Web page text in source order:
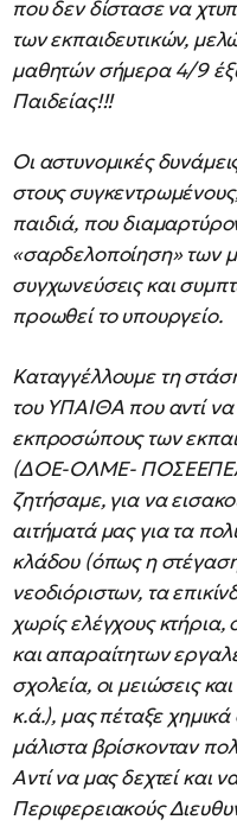
που δεν δίστασε να
των εκπαιδευτικών,
μαθητών σήμερα 4/9
Παιδείας!!!
Οι αστυνομικές
στους
παιδιά, που
«σαρδελοποίηση» των
συγχωνεύσεις και
προωθεί το υπουργείο.
Καταγγέλλουμε τη
του ΥΠΑΙΘΑ που αντί να
εκπροσώπους των
(ΔΟΕ-ΟΛΜΕ-
ζητήσαμε, για να
αιτήματά μας για τα
κλάδου (όπως η
νεοδιόριστων, τα
χωρίς ελέγχους κτήρια,
και απαραίτητων
σχολεία, οι μειώσεις
κ.ά.), μας πέταξε
μάλιστα βρίσκονταν
Αντί να μας δεχτεί και
Περιφερειακούς